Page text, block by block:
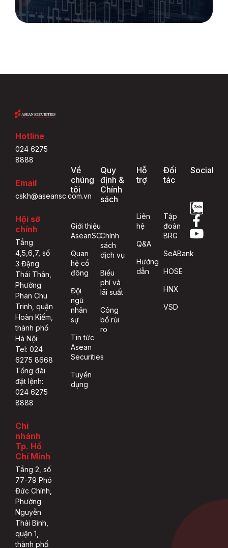
Hotline
024 6275
8888
Email
cskh@aseansc.com.vn
Hội sở
chính
Tầng
4,5,6,7, số
3 Đặng
Thái Thân,
Phường
Phan Chu
Trinh, quận
Hoàn Kiếm,
thành phố
Hà Nội
Tel: 024
6275 8668
Tổng đài
đặt lệnh:
024 6275
8888
Chi
nhánh
Tp. Hồ
Chí Minh
Tầng 2, số
77-79 Phó
Đức Chính,
Phường
Nguyễn
Thái Bình,
quận 1,
thành phố
Về
chúng
tôi
Giới thiệu
AseanSC
Quan
hệ cổ
đông
Đội
ngũ
nhân
sự
Tin tức
Asean
Securities
Tuyển
dụng
Quy
định &
Chính
sách
Chính
sách
dịch vụ
Biểu
phí và
lãi suất
Công
bố rủi
ro
Hỗ
trợ
Liên
hệ
Q&A
Hướng
dẫn
Đối
tác
Tập
đoàn
BRG
SeABank
HOSE
HNX
VSD
Social